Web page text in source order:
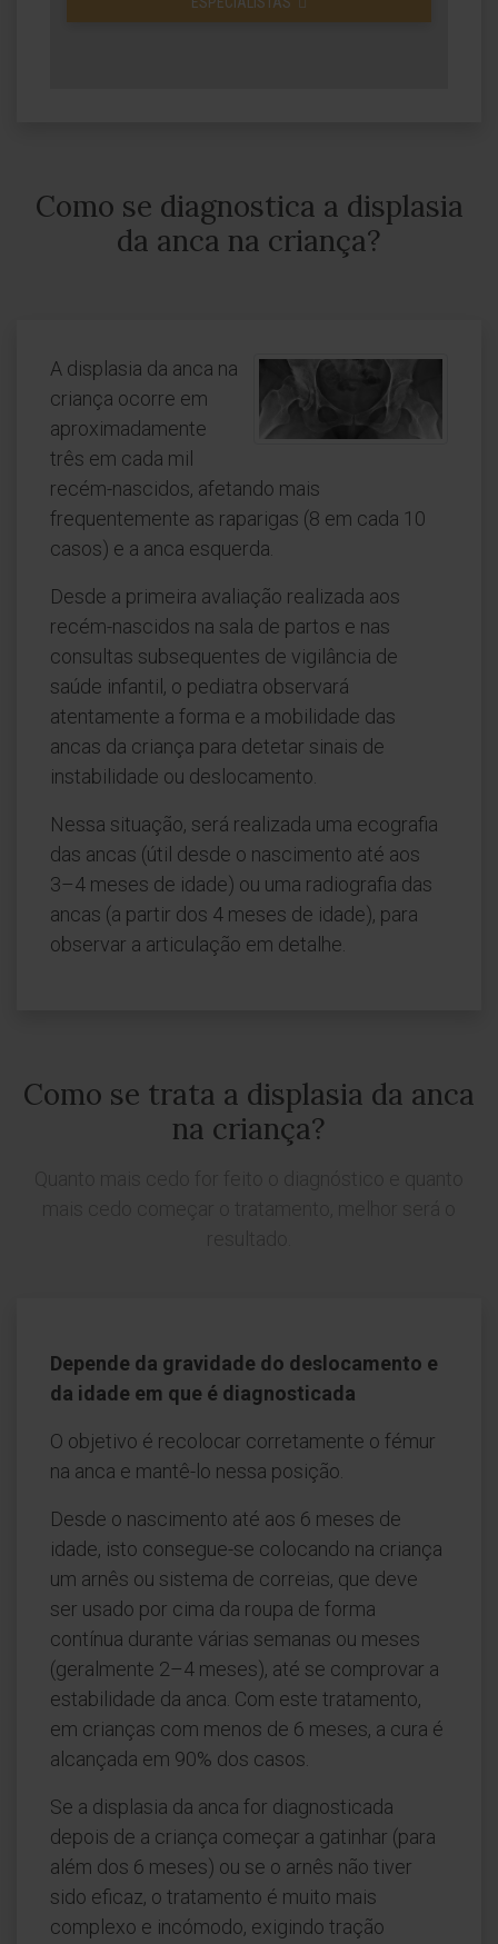
Como se diagnostica a displasia
da anca na criança?
A displasia da anca na
criança ocorre em
aproximadamente
três em cada mil
recém-nascidos, afetando mais
frequentemente as raparigas (8 em cada 10
casos) e a anca esquerda.
Desde a primeira avaliação realizada aos
recém-nascidos na sala de partos e nas
consultas subsequentes de vigilância de
saúde infantil, o pediatra observará
atentamente a forma e a mobilidade das
ancas da criança para detetar sinais de
instabilidade ou deslocamento.
Nessa situação, será realizada uma ecografia
das ancas (útil desde o nascimento até aos
3–4 meses de idade) ou uma radiografia das
ancas (a partir dos 4 meses de idade), para
observar a articulação em detalhe.
Como se trata a displasia da anca
na criança?
Depende da gravidade do deslocamento e
da idade em que é diagnosticada
O objetivo é recolocar corretamente o fémur
na anca e mantê-lo nessa posição.
Desde o nascimento até aos 6 meses de
idade, isto consegue-se colocando na criança
um arnês ou sistema de correias, que deve
ser usado por cima da roupa de forma
contínua durante várias semanas ou meses
(geralmente 2–4 meses), até se comprovar a
estabilidade da anca. Com este tratamento,
em crianças com menos de 6 meses, a cura é
alcançada em 90% dos casos.
Se a displasia da anca for diagnosticada
depois de a criança começar a gatinhar (para
além dos 6 meses) ou se o arnês não tiver
sido eficaz, o tratamento é muito mais
complexo e incómodo, exigindo tração